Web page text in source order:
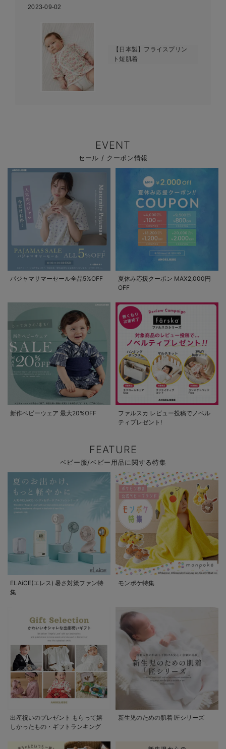
2023-09-02
【日本製】フライスプリン
ト短肌着
EVENT
セール / クーポン情報
パジャマサマーセール全品5%OFF
夏休み応援クーポン MAX2,000円
OFF
新作ベビーウェア 最大20%OFF
ファルスカ レビュー投稿でノベル
ティプレゼント!
FEATURE
ベビー服/ベビー用品に関する特集
ELAiCE(エレス) 暑さ対策ファン特
集
モンポケ特集
出産祝いのプレゼント もらって嬉
しかったもの・ギフトランキング
新生児のための肌着 匠シリーズ